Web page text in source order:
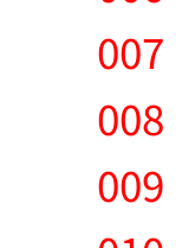
007
008
009